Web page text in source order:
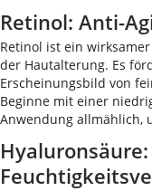
Retinol: Anti-
Retinol ist ein
der Hautalterung. Es
Erscheinungsbild von
Beginne mit einer
Anwendung allmählich,